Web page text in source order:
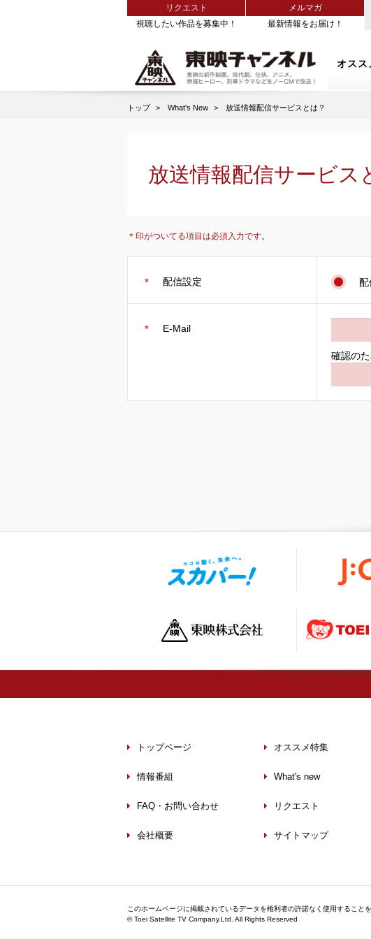
リクエスト
視聴したい作品を募集中！
メルマガ
最新情報をお届け！
オスス
トップ What's New 放送情報配信サービスとは？
放送情報配信サービス
＊印がついてる項目は必須入力です。
＊ 配信設定 配
＊ E-Mail
確認の
トップページ オススメ特集
情報番組 What's new
FAQ・お問い合わせ リクエスト
会社概要 サイトマップ
このホームページに掲載されているデータを権利者の許諾なく使用することを
©Toei Satellite TV Company.Ltd. All Rights Reserved